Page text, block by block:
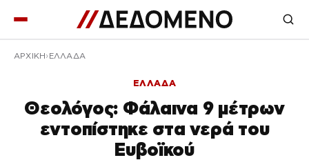
ΑΡΧΙΚΉ ΕΛΛΑΔΑ
ΕΛΛΑΔΑ
Θεολόγος: Φάλαινα 9 μέτρων
εντοπίστηκε στα νερά του
Ευβοϊκού